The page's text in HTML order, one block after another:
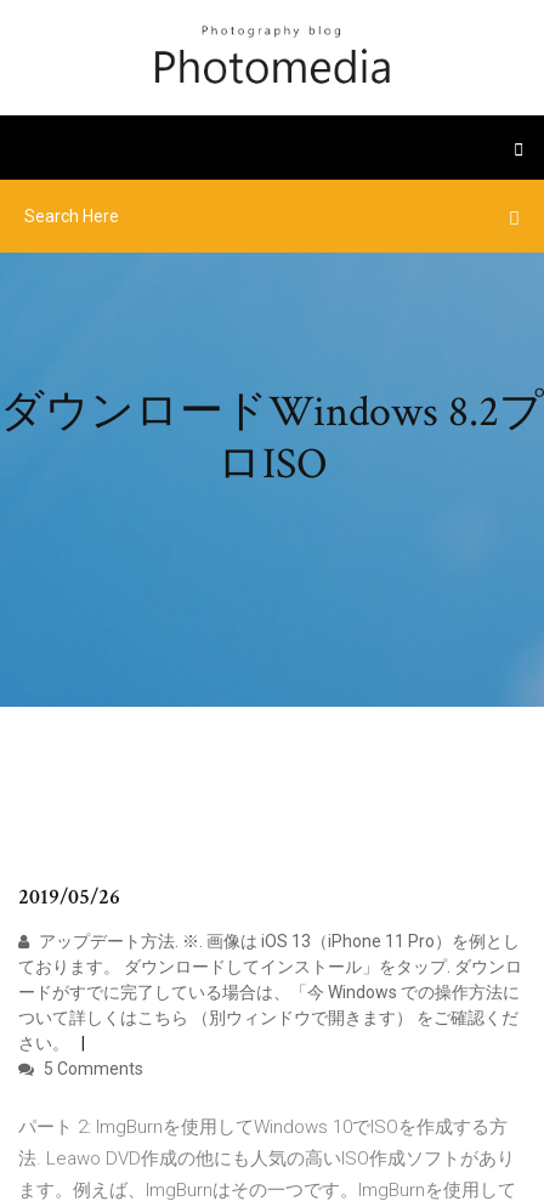
ダウンロードWindows 8.2プ
ロISO
2019/05/26
アップデート方法. ※. 画像は iOS 13（iPhone 11 Pro）を例とし
ております。 ダウンロードしてインストール」をタップ. ダウンロ
ードがすでに完了している場合は、「今 Windows での操作方法に
ついて詳しくはこちら （別ウィンドウで開きます） をご確認くだ
さい。
5 Comments
パート 2: ImgBurnを使用してWindows 10でISOを作成する方
法. Leawo DVD作成の他にも人気の高いISO作成ソフトがあり
ます。例えば、ImgBurnはその一つです。ImgBurnを使用して